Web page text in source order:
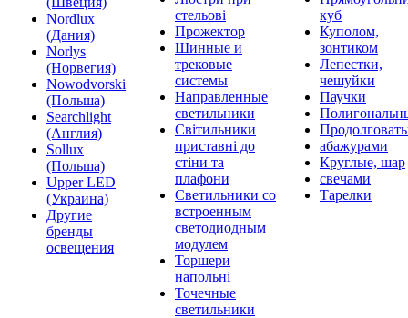
Nordlux
(Дания)
Norlys
(Норвегия)
Nowodvorski
(Польша)
Searchlight
(Англия)
Sollux
(Польша)
Upper LED
(Украина)
Другие
бренды
освещения
стельові
Прожектор
Шинные и
трековые
системы
Направленные
светильники
Світильники
приставні до
стіни та
плафони
Светильники со
встроенным
светодиодным
модулем
Торшери
напольні
Точечные
светильники
куб
Куполом,
зонтиком
Лепестки,
чешуйки
Паучки
абажурами
Круглые, шар
свечами
Тарелки